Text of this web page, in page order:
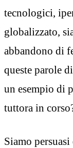
tecnologici,
globalizzato,
abbandono di
queste parole
un esempio di
tuttora in
Siamo